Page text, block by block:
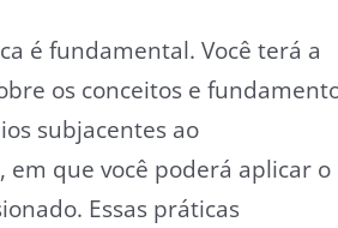
é fundamental. Você terá a
os conceitos e
subjacentes ao
em que você poderá aplicar o
Essas práticas